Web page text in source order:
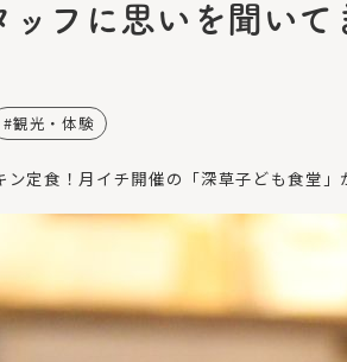
フに思いを聞い
観光・体験
定食！月イチ開催の「深草子ども食堂